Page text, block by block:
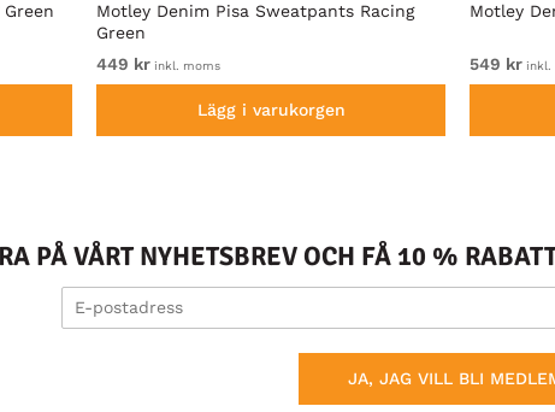
Motley Denim Pisa Sweatpants Racing
Green
449 kr inkl. moms
Lägg i varukorgen
Motley
549 kr inkl.
PÅ VÅRT NYHETSBREV OCH FÅ 10 %
JA, JAG VILL BLI